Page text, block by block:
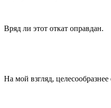
Вряд ли этот откат оправдан.
На мой взгляд,